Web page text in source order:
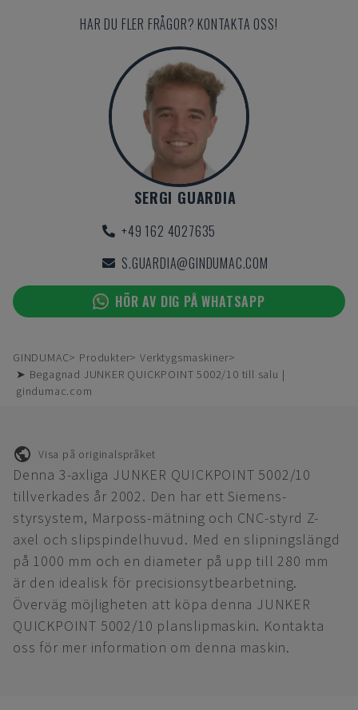
HAR DU FLER FRÅGOR? KONTAKTA OSS!
SERGI GUARDIA
+49 162 4027635
S.GUARDIA@GINDUMAC.COM
HÖR AV DIG PÅ WHATSAPP
GINDUMAC Produkter
Verktygsmaskiner
➤ Begagnad JUNKER QUICKPOINT 5002/10 till salu |
gindumac.com
Visa på originalspråket
Denna 3-axliga JUNKER QUICKPOINT 5002/10
tillverkades år 2002. Den har ett Siemens-
styrsystem, Marposs-mätning och CNC-styrd Z-
axel och slipspindelhuvud. Med en slipningslängd
på 1000 mm och en diameter på upp till 280 mm
är den idealisk för precisionsytbearbetning.
Överväg möjligheten att köpa denna JUNKER
QUICKPOINT 5002/10 planslipmaskin. Kontakta
oss för mer information om denna maskin.